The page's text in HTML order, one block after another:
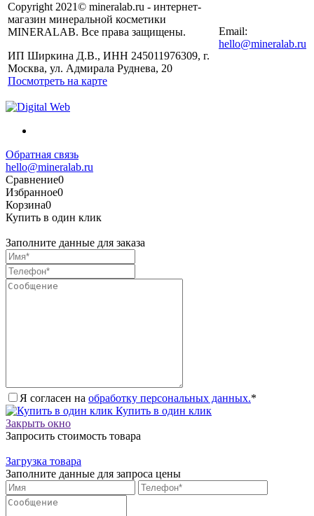
Copyright 2021© mineralab.ru - интернет-
магазин минеральной косметики
MINERALAB. Все права защищены.
ИП Ширкина Д.В., ИНН 245011976309, г.
Москва, ул. Адмирала Руднева, 20
Посмотреть на карте
Email:
hello@mineralab.ru
Обратная связь
hello@mineralab.ru
Сравнение0
Избранное0
Корзина0
Купить в один клик
Заполните данные для заказа
Я согласен на обработку персональных данных.*
Купить в один клик
Закрыть окно
Запросить стоимость товара
Загрузка товара
Заполните данные для запроса цены